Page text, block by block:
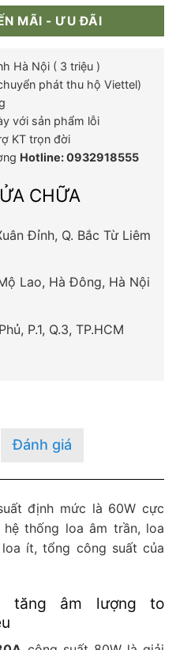
MÃI - ƯU ĐÃI
Hà Nội ( 3 triệu )
phát thu hộ Viettel)
với sản phẩm lỗi
KT trọn đời
Hotline: 0932918555
CHỮA
Đỉnh, Q. Bắc Từ Liêm
Lao, Hà Đông, Hà Nội
P.1, Q.3, TP.HCM
Đánh giá
định mức là 60W cực
thống loa âm trần, loa
ít, tổng công suất của
tăng âm lượng to